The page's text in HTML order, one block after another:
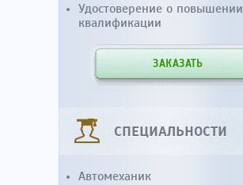
Удостоверение о повышении
квалификации
ЗАКАЗАТЬ
СПЕЦИАЛЬНОСТИ
Автомеханик